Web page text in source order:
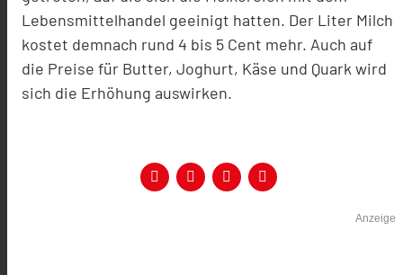
Lebensmittelhandel geeinigt hatten. Der Liter Milch
kostet demnach rund 4 bis 5 Cent mehr. Auch auf
die Preise für Butter, Joghurt, Käse und Quark wird
sich die Erhöhung auswirken.
Anzeige